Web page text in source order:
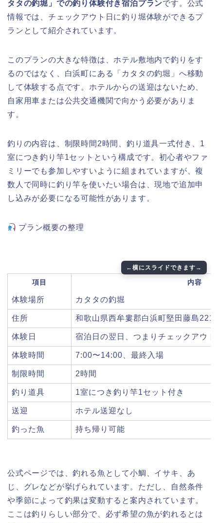
タタの釣堀」での釣り体験付き宿泊プランです。公式
情報では、チェックアウト日に釣り堀体験ができるプ
ランとして紹介されています。
このプランの大きな特徴は、ホテル敷地内で釣りをす
るのではなく、白浜町にある「カタタの釣堀」へ移動
して体験する点です。ホテルからの送迎はないため、
自家用車または公共交通機関で向かう必要がありま
す。
釣りの内容は、制限時間2時間、釣り道具一式付き、1
室につき釣り竿1セットという構成です。初心者やファ
ミリーでも参加しやすいように組まれていますが、複
数人で同時に釣り竿を使いたい場合は、現地で追加申
し込みが必要になる可能性があります。
プラン概要の整理
項目 内容
体験場所 カタタの釣堀
住所 和歌山県西牟婁郡白浜町堅田藤島
体験日 宿泊日の翌日、つまりチェックアウト
体験時間 7:00〜14:00、最終入場
制限時間 2時間
釣り道具 1室につき釣り竿1セット付き
送迎 ホテル送迎なし
釣った魚 持ち帰り可能
公式ページでは、釣れる魚として小鯛、イサキ、あ
じ、グレなどが挙げられています。ただし、自然条件
や季節によって釣果は変動すると案内されています。
ここは釣りらしい部分で、必ず希望の魚が釣れるとは